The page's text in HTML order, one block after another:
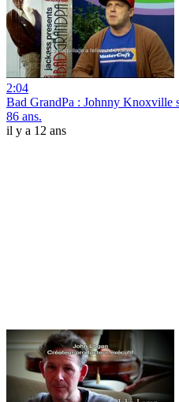
2:04
Bad GrandPa : Johnny Knoxville
86 ans.
il y a 12 ans